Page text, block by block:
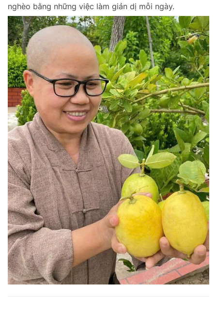
nghèo bằng những việc làm giản dị mỗi ngày.